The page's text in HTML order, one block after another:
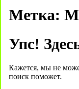
Метка:
Упс!
Кажется, мы не
поиск поможет.